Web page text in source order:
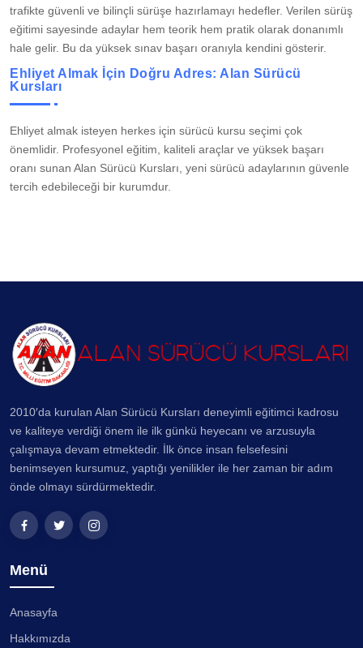
trafikte güvenli ve bilinçli sürüşe hazırlamayı hedefler. Verilen sürüş
eğitimi sayesinde adaylar hem teorik hem pratik olarak donanımlı
hale gelir. Bu da yüksek sınav başarı oranıyla kendini gösterir.
Ehliyet Almak İçin Doğru Adres: Alan Sürücü
Kursları
Ehliyet almak isteyen herkes için sürücü kursu seçimi çok
önemlidir. Profesyonel eğitim, kaliteli araçlar ve yüksek başarı
oranı sunan Alan Sürücü Kursları, yeni sürücü adaylarının güvenle
tercih edebileceği bir kurumdur.
2010′da kurulan Alan Sürücü Kursları deneyimli eğitimci kadrosu
ve kaliteye verdiği önem ile ilk günkü heyecanı ve arzusuyla
çalışmaya devam etmektedir. İlk önce insan felsefesini
benimseyen kursumuz, yaptığı yenilikler ile her zaman bir adım
önde olmayı sürdürmektedir.
Menü
Anasayfa
Hakkımızda